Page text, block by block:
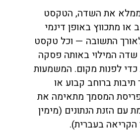
את השדה, הטקסט
מתכווץ באופן דינמי
התשובה — וכל טקסט
המילוי באותה פסקה
כדי לפנות מקום. המשמעות
תיבות ברוחב קבוע או
המסמך מתאימה את
עם הזנת הנתונים (מימין
בעברית).